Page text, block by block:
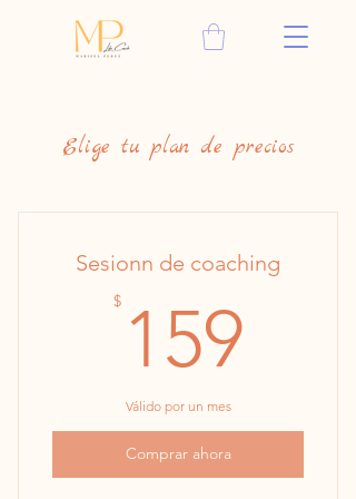
Elige tu plan de precios
Sesionn de coaching
$ 159
Válido por un mes
Comprar ahora